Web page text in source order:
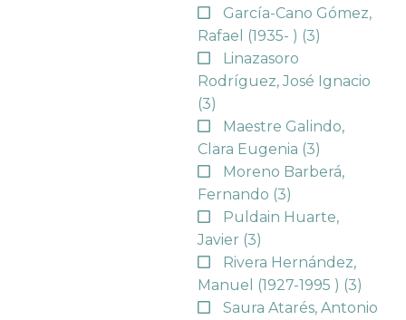
García-Cano Gómez,
Rafael (1935- ) (3)
Linazasoro
Rodríguez, José Ignacio
(3)
Maestre Galindo,
Clara Eugenia (3)
Moreno Barberá,
Fernando (3)
Puldain Huarte,
Javier (3)
Rivera Hernández,
Manuel (1927-1995 ) (3)
Saura Atarés, Antonio